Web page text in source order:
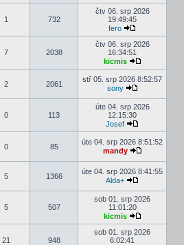
1 732
čtv 06. srp 2026
19:49:45
fero
7 2038
čtv 06. srp 2026
16:34:51
kicmis
2 2061
stř 05. srp 2026 8:52:57
sony
0 113
úte 04. srp 2026
12:15:30
Josef
0 85
úte 04. srp 2026 8:51:52
mandy
5 1366
úte 04. srp 2026 8:41:55
Alda+
5 507
sob 01. srp 2026
11:01:20
kicmis
21 948
sob 01. srp 2026
6:02:41